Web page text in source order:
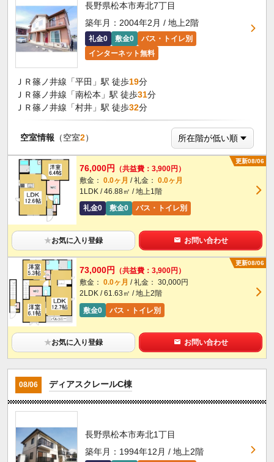
長野県松本市寿北7丁目
築年月：2004年2月 / 地上2階
礼金0 敷金0
バス・トイレ別
インターネット無料
ＪＲ篠ノ井線「平田」駅 徒歩19分
ＪＲ篠ノ井線「南松本」駅 徒歩31分
ＪＲ篠ノ井線「村井」駅 徒歩32分
空室情報 （空室2）
更新08/06
76,000円 （共益費：3,900円）
敷金： 0.0ヶ月 / 礼金： 0.0ヶ月
1LDK / 46.88㎡ / 地上1階
礼金0
敷金0 バス・トイレ別
★お気に入り登録 お問い合わせ
更新08/06
73,000円 （共益費：3,900円）
敷金： 0.0ヶ月 / 礼金： 30,000円
2LDK / 61.63㎡ / 地上2階
敷金0
バス・トイレ別
★お気に入り登録 お問い合わせ
08/06 ディアスクレールC棟
長野県松本市寿北1丁目
築年月：1994年12月 / 地上2階